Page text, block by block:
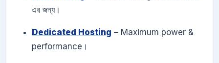
এর জন্য।
Dedicated Hosting – Maximum power &
performance।